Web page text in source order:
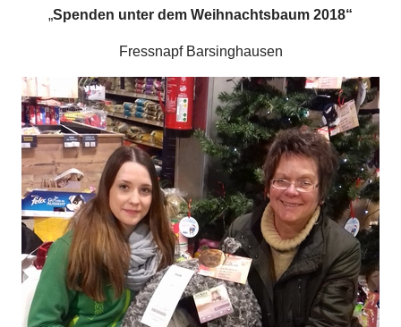
„Spenden unter dem Weihnachtsbaum 2018“
Fressnapf Barsinghausen